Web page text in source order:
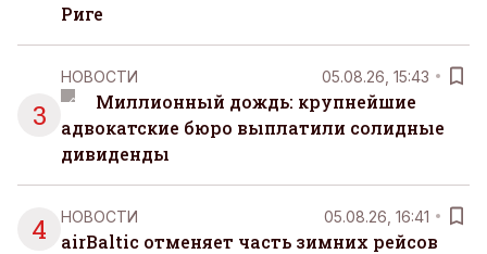
Риге
3
НОВОСТИ 05.08.26, 15:43
Миллионный дождь: крупнейшие
адвокатские бюро выплатили солидные
дивиденды
4 НОВОСТИ 05.08.26, 16:41
airBaltic отменяет часть зимних рейсов